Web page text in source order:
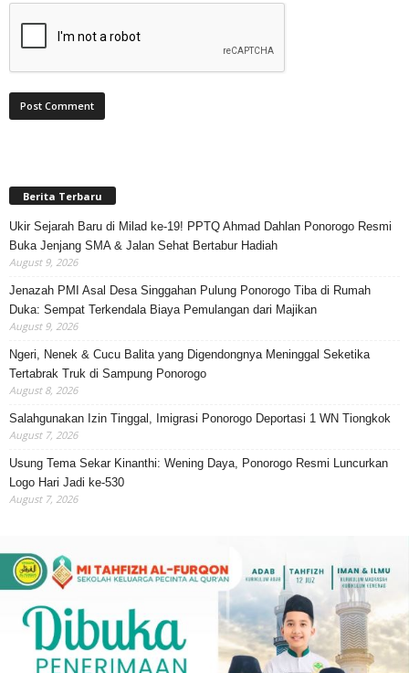
Berita Terbaru
Ukir Sejarah Baru di Milad ke-19! PPTQ Ahmad Dahlan Ponorogo Resmi
Buka Jenjang SMA & Jalan Sehat Bertabur Hadiah
August 9, 2026
Jenazah PMI Asal Desa Singgahan Pulung Ponorogo Tiba di Rumah
Duka: Sempat Terkendala Biaya Pemulangan dari Majikan
August 9, 2026
Ngeri, Nenek & Cucu Balita yang Digendongnya Meninggal Seketika
Tertabrak Truk di Sampung Ponorogo
August 8, 2026
Salahgunakan Izin Tinggal, Imigrasi Ponorogo Deportasi 1 WN Tiongkok
August 7, 2026
Usung Tema Sekar Kinanthi: Wening Daya, Ponorogo Resmi Luncurkan
Logo Hari Jadi ke-530
August 7, 2026